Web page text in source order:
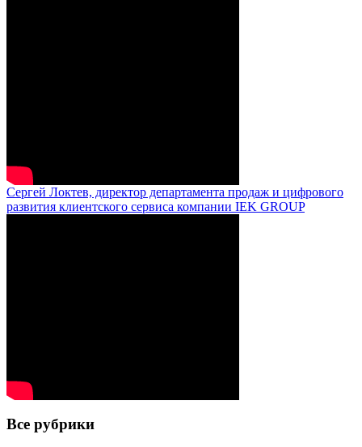
Сергей Локтев, директор департамента продаж и цифрового
развития клиентского сервиса компании IEK GROUP
Все рубрики